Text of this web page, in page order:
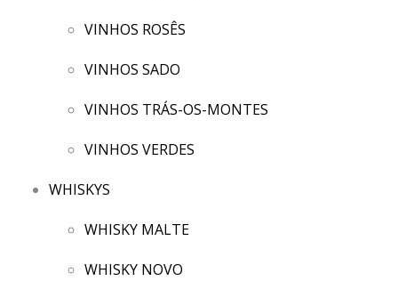
VINHOS ROSÊS
VINHOS SADO
VINHOS TRÁS-OS-MONTES
VINHOS VERDES
WHISKYS
WHISKY MALTE
WHISKY NOVO